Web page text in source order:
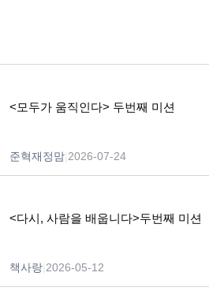
<모두가 움직인다> 두번째 미션
준혁재정맘 2026-07-24
<다시, 사람을 배웁니다>두번째 미션
책사랑 2026-05-12